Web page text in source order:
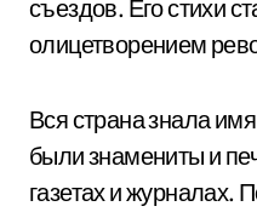
съездов. Его стихи
олицетворением
Вся страна знала
были знамениты и
газетах и журналах.